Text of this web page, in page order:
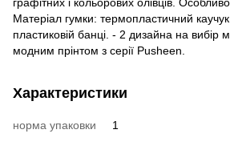
Матеріал гумки: термопластичний
пластиковій банці. - 2 дизайна на вибір
модним прінтом з серії Pusheen.
Характеристики
норма упаковки 1